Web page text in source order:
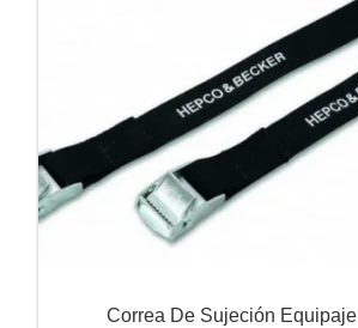
Correa De Sujeción Equipaje